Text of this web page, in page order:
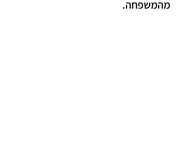
מהמשפחה.